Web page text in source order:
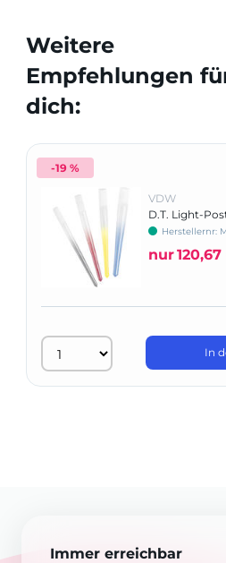
Weitere
Empfehlungen
dich:
-19 %
VDW
D.T. Light-
Herstellernr:
nur
In
Immer erreichbar